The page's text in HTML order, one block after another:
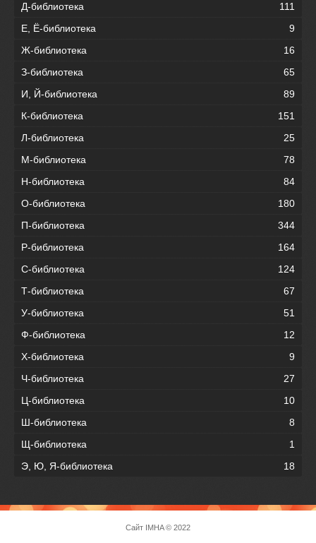
Д-библиотека
111
Е, Ё-библиотека
9
Ж-библиотека
16
З-библиотека
65
И, Й-библиотека
89
К-библиотека
151
Л-библиотека
25
М-библиотека
78
Н-библиотека
84
О-библиотека
180
П-библиотека
344
Р-библиотека
164
С-библиотека
124
Т-библиотека
67
У-библиотека
51
Ф-библиотека
12
Х-библиотека
9
Ч-библиотека
27
Ц-библиотека
10
Ш-библиотека
8
Щ-библиотека
1
Э, Ю, Я-библиотека
18
Сайт IMHA© 2022